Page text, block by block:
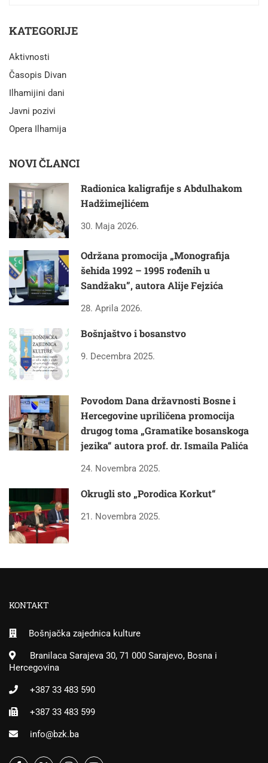
KATEGORIJE
Aktivnosti
Časopis Divan
Ilhamijini dani
Javni pozivi
Opera Ilhamija
NOVI ČLANCI
Radionica kaligrafije s Abdulhakom
Hadžimejlićem
30. Maja 2026.
Održana promocija „Monografija
šehida 1992 – 1995 rođenih u
Sandžaku”, autora Alije Fejzića
28. Aprila 2026.
Bošnjaštvo i bosanstvo
9. Decembra 2025.
Povodom Dana državnosti Bosne i
Hercegovine upriličena promocija
drugog toma „Gramatike bosanskoga
jezika“ autora prof. dr. Ismaila Palića
24. Novembra 2025.
Okrugli sto „Porodica Korkut“
21. Novembra 2025.
KONTAKT
Bošnjačka zajednica kulture
Branilaca Sarajeva 30, 71 000 Sarajevo, Bosna i
Hercegovina
+387 33 483 590
+387 33 483 599
info@bzk.ba